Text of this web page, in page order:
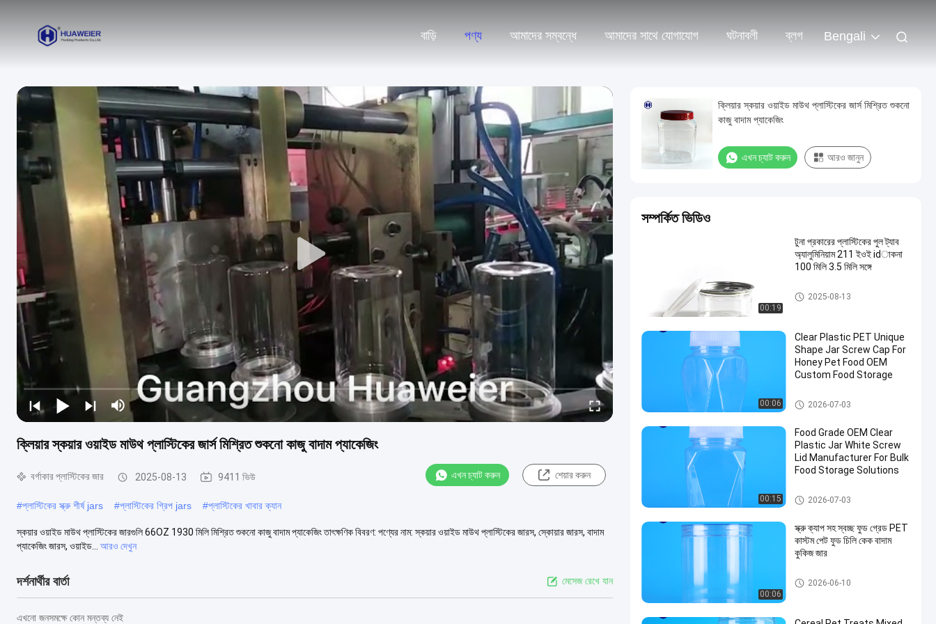
বাড়ি পণ্য আমাদের সম্বন্ধে আমাদের সাথে যোগাযোগ ঘটনাবলী ব্লগ Bengali
ক্লিয়ার স্কয়ার ওয়াইড মাউথ প্লাস্টিকের জার্স মিশ্রিত শুকনো কাজু বাদাম প্যাকেজিং
বর্গাকার প্লাস্টিকের জার 2025-08-13 9411 ভিউ এখন চ্যাট করুন শেয়ার করুন
#প্লাস্টিকের স্ক্রু শীর্ষ jars #প্লাস্টিকের গ্রিপ jars #প্লাস্টিকের খাবার ক্যান
স্কয়ার ওয়াইড মাউথ প্লাস্টিকের জারগুলি 66OZ 1930 মিলি মিশ্রিত শুকনো কাজু বাদাম প্যাকেজিং তাৎক্ষণিক বিবরণ: পণ্যের নাম: স্কয়ার ওয়াইড মাউথ প্লাস্টিকের জারস, স্কোয়ার জারস, বাদাম
প্যাকেজিং জারস, ওয়াইড...
আরও দেখুন
দর্শনার্থীর বার্তা মেসেজ রেখে যান
এখনো জনসমক্ষে কোন মন্তব্য নেই
ক্লিয়ার স্কয়ার ওয়াইড মাউথ প্লাস্টিকের জার্স মিশ্রিত শুকনো
কাজু বাদাম প্যাকেজিং
এখন চ্যাট করুন আরও জানুন
সম্পর্কিত ভিডিও
00:19
টুনা প্রকারের প্লাস্টিকের পুল ট্যাব
অ্যালুমিনিয়াম 211 ইওই idাকনা
100 মিলি 3.5 মিলি সঙ্গে
PET পারেন
2025-08-13
00:06
Clear Plastic PET Unique
Shape Jar Screw Cap For
Honey Pet Food OEM
Custom Food Storage
প্লাস্টিকের প্যাকেজিং জার
2026-07-03
00:15
Food Grade OEM Clear
Plastic Jar White Screw
Lid Manufacturer For Bulk
Food Storage Solutions
প্লাস্টিকের প্যাকেজিং জার
2026-07-03
00:06
স্ক্রু ক্যাপ সহ স্বচ্ছ ফুড গ্রেড PET
কাস্টম পেট ফুড চিলি কেক বাদাম
কুকিজ জার
প্লাস্টিকের প্যাকেজিং জার
2026-06-10